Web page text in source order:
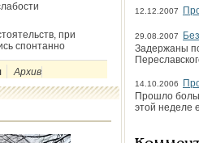
при
спонтанно
Архив
12.12.2007
29.08.2007
Задержаны
14.10.2006
Прошло
этой неделе